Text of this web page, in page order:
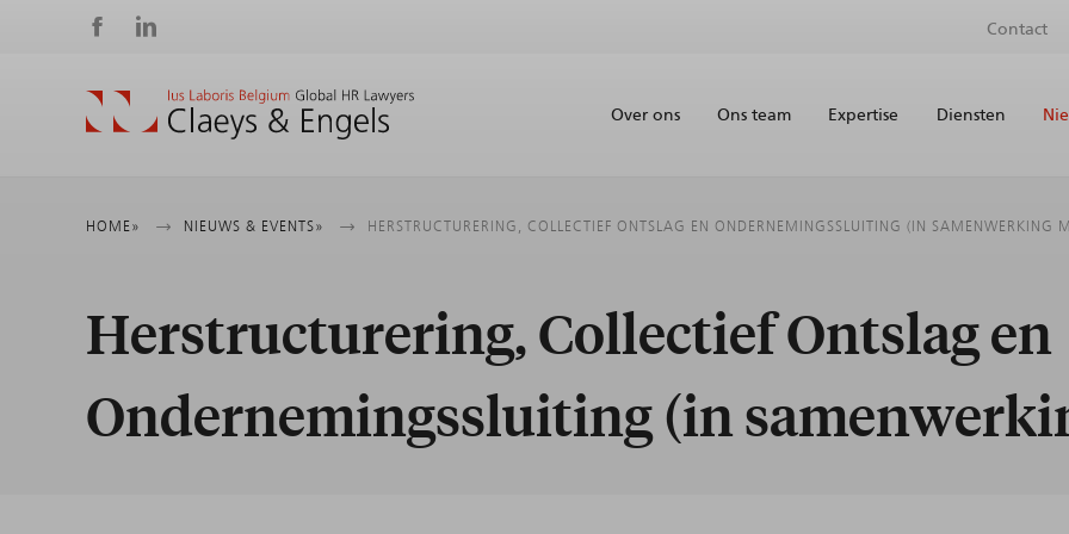
Social
media
Contact
Over ons Ons team Expertise Diensten
Kruimelpad
HOME NIEUWS & EVENTS HERSTRUCTURERING, COLLECTIEF ONTSLAG EN ONDERNEMINGSSLUITING (IN SAMENWERKING
Herstructurering, Collectief Ontslag en
Ondernemingssluiting (in